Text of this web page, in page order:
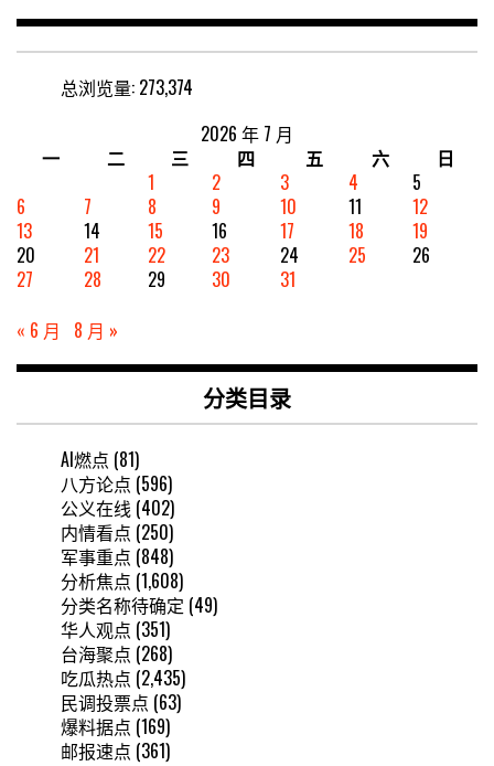
总浏览量: 273,374
2026 年 7 月
一
二 三 四 五 六
日
1
2 3 4
5
6
7 8 9 10 11
12
13
14 15 16 17 18
19
20
21 22 23 24 25
26
27
28 29 30
31
« 6 月
8 月 »
分类目录
AI燃点 (81)
八方论点 (596)
公义在线 (402)
内情看点 (250)
军事重点 (848)
分析焦点 (1,608)
分类名称待确定 (49)
华人观点 (351)
台海聚点 (268)
吃瓜热点 (2,435)
民调投票点 (63)
爆料据点 (169)
邮报速点 (361)